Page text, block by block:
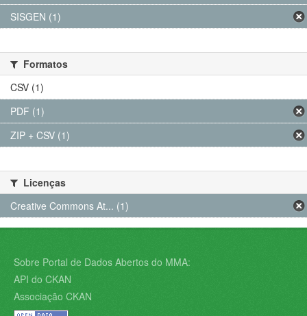
SISGEN (1)
Formatos
CSV (1)
PDF (1)
ZIP + CSV (1)
Licenças
Creative Commons At... (1)
Sobre Portal de Dados Abertos do MMA:
API do CKAN
Associação CKAN